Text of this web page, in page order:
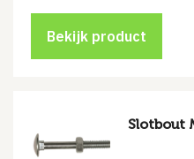
Bekijk product
Slotbout